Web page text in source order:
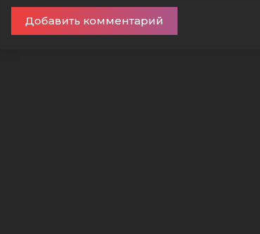
Добавить комментарий